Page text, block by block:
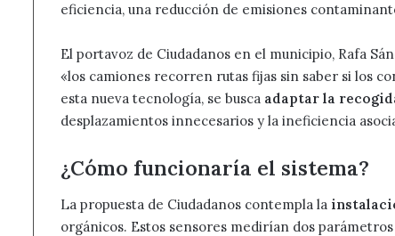
eficiencia, una reducción de emisiones
El portavoz de Ciudadanos en el municipio, Rafa
«los camiones recorren rutas fijas sin saber si los
esta nueva tecnología, se busca adaptar la
desplazamientos innecesarios y la ineficiencia
¿Cómo funcionaría el sistema?
La propuesta de Ciudadanos contempla la
orgánicos. Estos sensores medirían dos